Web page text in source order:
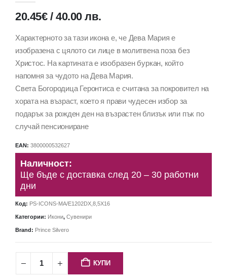
20.45€ /40.00лв.
Характерното за тази икона е, че Дева Мария е
изобразена с цялото си лице в молитвена поза без
Христос. На картината е изобразен буркан, който
напомня за чудото на Дева Мария.
Света Богородица Геронтиса е считана за покровител на
хората на възраст, което я прави чудесен избор за
подарък за рожден ден на възрастен близък или пък по
случай пенсиониране
EAN: 3800000532627
Наличност:
Ще бъде с доставка след 20 – 30 работни
дни
Код: PS-ICONS-MA/E1202DX,8,5X16
Категории: Икони, Сувенири
Brand: Prince Silvero
КУПИ